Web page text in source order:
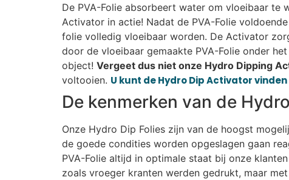
De PVA-Folie absorbeert water om vloeibaar
Activator in actie! Nadat de PVA-Folie
folie volledig vloeibaar worden. De Activator
door de vloeibaar gemaakte PVA-Folie onder
object! Vergeet dus niet onze Hydro Dipping
voltooien. U kunt de Hydro Dip Activator
De kenmerken van de
Onze Hydro Dip Folies zijn van de hoogst
de goede condities worden opgeslagen gaan
PVA-Folie altijd in optimale staat bij onze
zoals vroeger kranten werden gedrukt, maar